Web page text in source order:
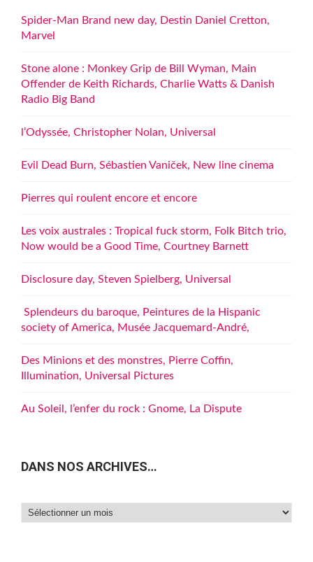
Spider-Man Brand new day, Destin Daniel Cretton,
Marvel
Stone alone : Monkey Grip de Bill Wyman, Main
Offender de Keith Richards, Charlie Watts & Danish
Radio Big Band
l’Odyssée, Christopher Nolan, Universal
Evil Dead Burn, Sébastien Vaniček, New line cinema
Pierres qui roulent encore et encore
Les voix australes : Tropical fuck storm, Folk Bitch trio,
Now would be a Good Time, Courtney Barnett
Disclosure day, Steven Spielberg, Universal
Splendeurs du baroque, Peintures de la Hispanic
society of America, Musée Jacquemard-André,
Des Minions et des monstres, Pierre Coffin,
Illumination, Universal Pictures
Au Soleil, l’enfer du rock : Gnome, La Dispute
DANS NOS ARCHIVES…
Dans